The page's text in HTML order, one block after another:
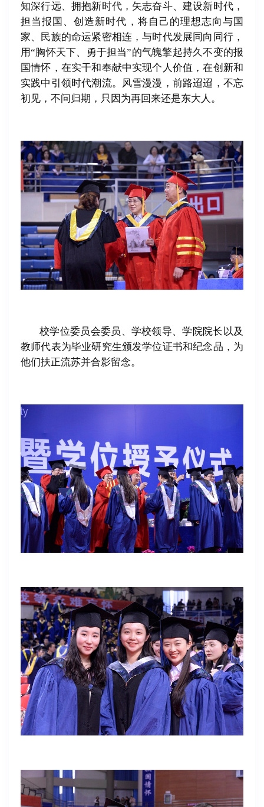
知深行远、拥抱新时代，矢志奋斗、建设新时代，
担当报国、创造新时代，将自己的理想志向与国
家、民族的命运紧密相连，与时代发展同向同行，
用“胸怀天下、勇于担当”的气魄擎起持久不变的报
国情怀，在实干和奉献中实现个人价值，在创新和
实践中引领时代潮流。风雪漫漫，前路迢迢，不忘
初见，不问归期，只因为再回来还是东大人。
校学位委员会委员、学校领导、学院院长以及
教师代表为毕业研究生颁发学位证书和纪念品，为
他们扶正流苏并合影留念。